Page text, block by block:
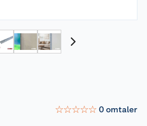
☆☆☆☆☆ 0omtaler